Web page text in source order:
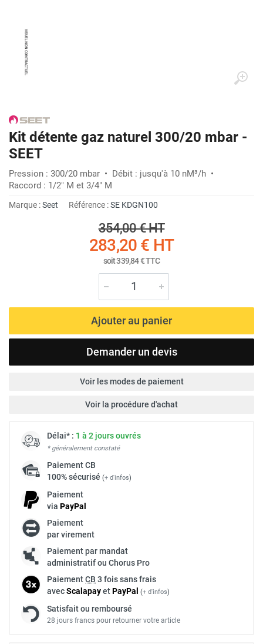
Kit détente gaz naturel 300/20 mbar -
SEET
Pression : 300/20 mbar • Débit : jusqu'à 10 nM³/h •
Raccord : 1/2" M et 3/4" M
Marque :Seet Référence :SE KDGN100
354,00 €HT
283,20 € HT
soit339,84 €TTC
Ajouter au panier
Demander un devis
Voir les modes de paiement
Voir la procédure d'achat
Délai* : 1 à 2 jours ouvrés
* généralement constaté
PaiementCB
100% sécurisé (+ d'infos)
Paiement
via PayPal
Paiement
par virement
Paiement par mandat
administratif ou Chorus Pro
PaiementCB 3 fois sans frais
avecScalapayetPayPal (+ d'infos)
Satisfait ou remboursé
28 jours francs pour retourner votre article